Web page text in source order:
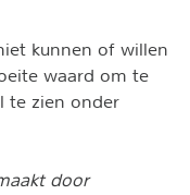
kunnen of willen
waard om te
te zien onder
door